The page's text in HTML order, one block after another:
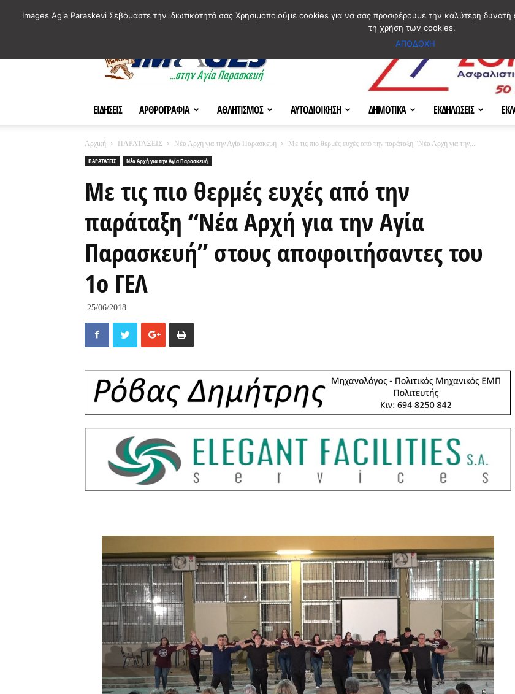
ΕΙΔΗΣΕΙΣ ΑΡΘΡΟΓΡΑΦΙΑ ΑΘΛΗΤΙΣΜΟΣ ΑΥΤΟΔΙΟΙΚΗΣΗ ΔΗΜΟΤΙΚΑ ΕΚΔΗΛΩΣΕΙΣ
Αρχική ΠΑΡΑΤΑΞΕΙΣ Νέα Αρχή για την Αγία Παρασκευή
Με τις πιο θερμές ευχές από την παράταξη “Νέα Αρχή για την...
ΠΑΡΑΤΑΞΕΙΣ
Νέα Αρχή για την Αγία Παρασκευή
Με τις πιο θερμές ευχές από την
παράταξη “Νέα Αρχή για την Αγία
Παρασκευή” στους αποφοιτήσαντες του
1ο ΓΕΛ
25/06/2018
Images Agia Paraskevi Σεβόμαστε την ιδιωτικότητά σας Χρησιμοποιούμε cookies για να σας προσφέρουμε την καλύτερη
τη χρήση των cookies.
ΑΠΟΔΟΧΗ